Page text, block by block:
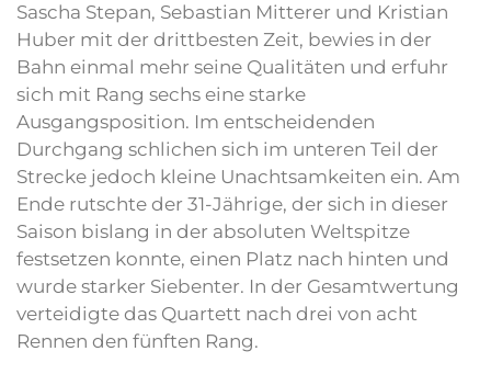
Sascha Stepan, Sebastian Mitterer und Kristian
Huber mit der drittbesten Zeit, bewies in der
Bahn einmal mehr seine Qualitäten und erfuhr
sich mit Rang sechs eine starke
Ausgangsposition. Im entscheidenden
Durchgang schlichen sich im unteren Teil der
Strecke jedoch kleine Unachtsamkeiten ein. Am
Ende rutschte der 31-Jährige, der sich in dieser
Saison bislang in der absoluten Weltspitze
festsetzen konnte, einen Platz nach hinten und
wurde starker Siebenter. In der Gesamtwertung
verteidigte das Quartett nach drei von acht
Rennen den fünften Rang.